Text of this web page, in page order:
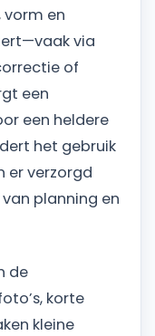
vorm en
via
of
een
een heldere
het gebruik
er verzorgd
planning en
de
korte
kleine